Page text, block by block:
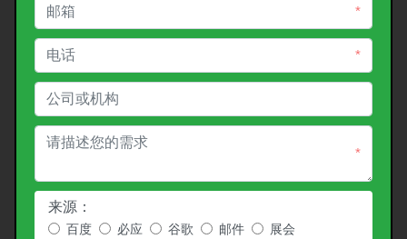
*
*
*
来源：
百度 必应 谷歌 邮件
展会